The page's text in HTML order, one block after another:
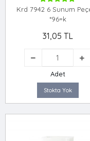
Krd 7942 6 Sunum
*96=k
31,05 TL
Adet
Stokta Yok